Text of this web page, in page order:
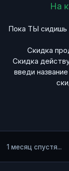
На
Пока ТЫ сидишь
Скидка
Скидка
введи
1 месяц спустя...